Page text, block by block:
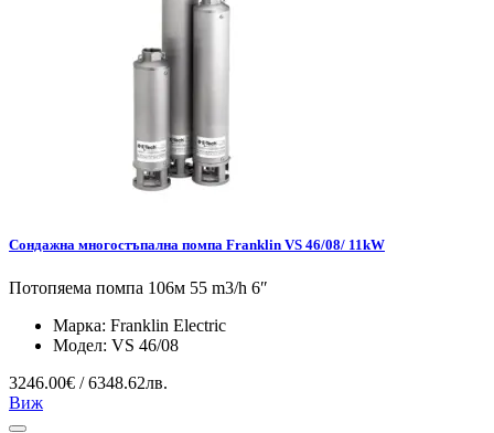
Сондажна многостъпална помпа Franklin VS 46/08/ 11kW
Потопяема помпа 106м 55 m3/h 6″
Марка: Franklin Electric
Модел: VS 46/08
3246.00€ / 6348.62лв.
Виж